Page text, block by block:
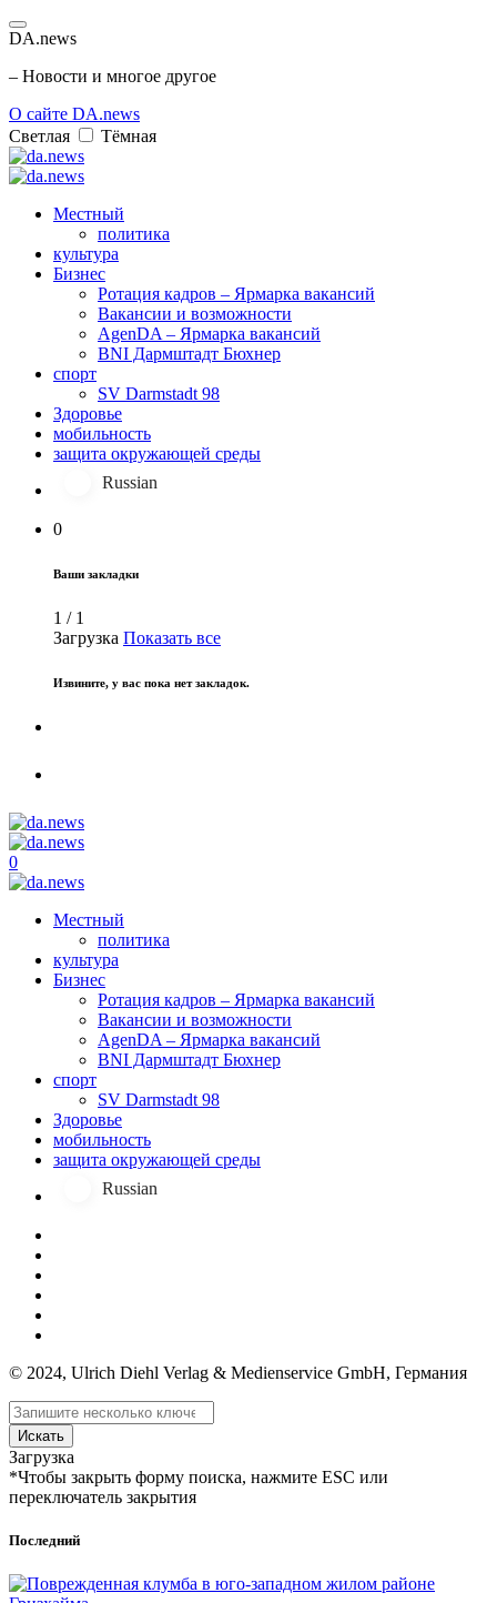
DA.news
– Новости и многое другое
О сайте DA.news
Светлая
Тёмная
Местный
политика
культура
Бизнес
Ротация кадров – Ярмарка вакансий
Вакансии и возможности
AgenDA – Ярмарка вакансий
BNI Дармштадт Бюхнер
спорт
SV Darmstadt 98
Здоровье
мобильность
защита окружающей среды
Russian
0
Ваши закладки
1 / 1
Загрузка Показать все
Извините, у вас пока нет закладок.
0
Местный
политика
культура
Бизнес
Ротация кадров – Ярмарка вакансий
Вакансии и возможности
AgenDA – Ярмарка вакансий
BNI Дармштадт Бюхнер
спорт
SV Darmstadt 98
Здоровье
мобильность
защита окружающей среды
Russian
© 2024, Ulrich Diehl Verlag & Medienservice GmbH, Германия
Искать
Загрузка
*Чтобы закрыть форму поиска, нажмите ESC или
переключатель закрытия
Последний